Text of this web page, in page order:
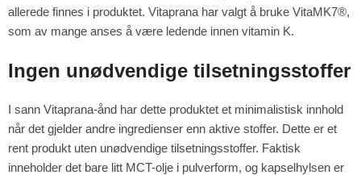
allerede finnes i produktet. Vitaprana har valgt å bruke VitaMK7®,
som av mange anses å være ledende innen vitamin K.
Ingen unødvendige tilsetningsstoffer
I sann Vitaprana-ånd har dette produktet et minimalistisk innhold
når det gjelder andre ingredienser enn aktive stoffer. Dette er et
rent produkt uten unødvendige tilsetningsstoffer. Faktisk
inneholder det bare litt MCT-olje i pulverform, og kapselhylsen er